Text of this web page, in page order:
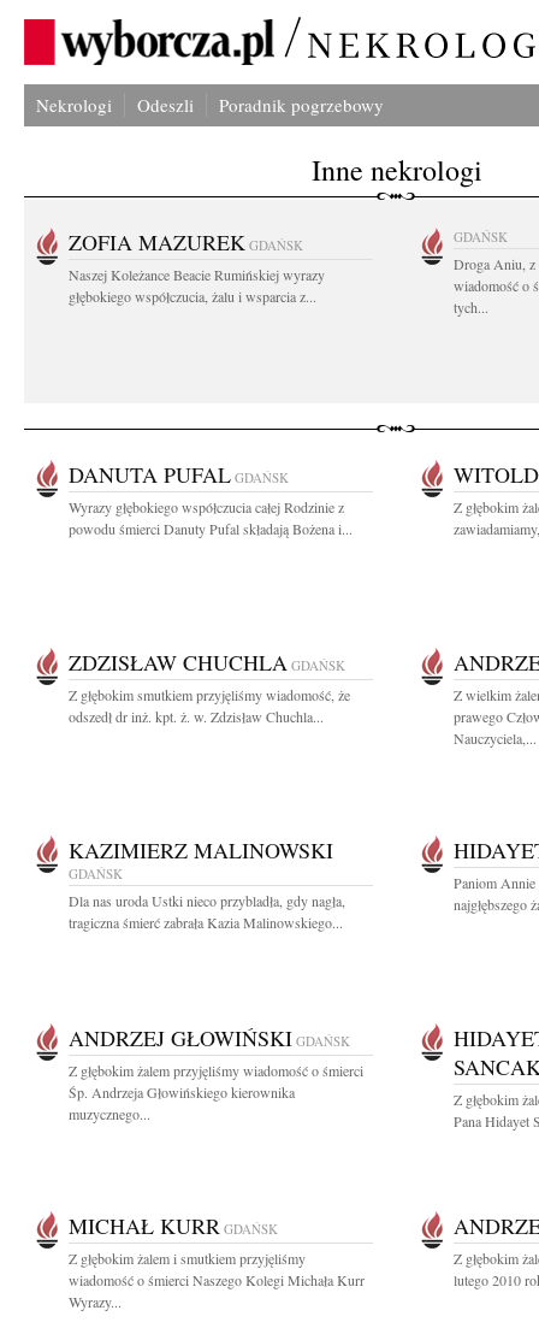
Nekrologi Odeszli Poradnik pogrzebowy
Inne nekrologi
ZOFIA MAZUREK GDAŃSK
Naszej Koleżance Beacie Rumińskiej wyrazy
głębokiego współczucia, żalu i wsparcia z...
GDAŃSK
Droga Aniu, z
wiadomość o
tych...
DANUTA PUFAL GDAŃSK
Wyrazy głębokiego współczucia całej Rodzinie z
powodu śmierci Danuty Pufal składają Bożena i...
Z głębokim
ZDZISŁAW CHUCHLA GDAŃSK
Z głębokim smutkiem przyjęliśmy wiadomość, że
odszedł dr inż. kpt. ż. w. Zdzisław Chuchla...
Z wielkim
prawego
Nauczyciela,...
KAZIMIERZ MALINOWSKI
GDAŃSK
Dla nas uroda Ustki nieco przybladła, gdy nagła,
tragiczna śmierć zabrała Kazia Malinowskiego...
Paniom
najgłębszego
ANDRZEJ GŁOWIŃSKI GDAŃSK
Z głębokim żalem przyjęliśmy wiadomość o śmierci
Śp. Andrzeja Głowińskiego kierownika
muzycznego...
Z głębokim
Pana Hidayet
MICHAŁ KURR GDAŃSK
Z głębokim żalem i smutkiem przyjęliśmy
wiadomość o śmierci Naszego Kolegi Michała Kurr
Wyrazy...
Z głębokim
lutego 2010